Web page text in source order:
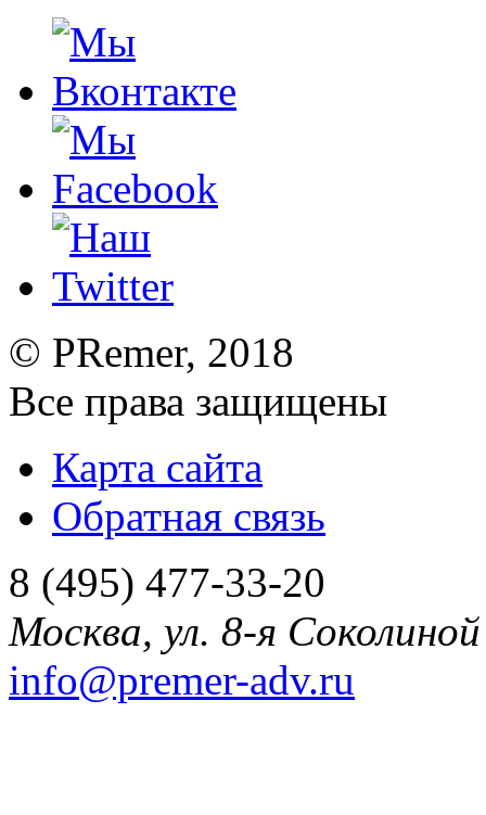
© PRemer, 2018
Все права защищены
Карта сайта
Обратная связь
8 (495) 477-33-20
Москва, ул. 8-я
info@premer-adv.ru